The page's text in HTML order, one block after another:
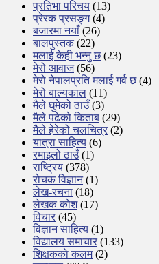
प्रतिभा परिचय (13)
प्रेरक प्रसङ्ग(4)
बजारमा नयाँ(26)
बालपुस्तक(22)
मलाई केही भन्नु छ(23)
मेरो आवाज(56)
मेरो नेपालप्रति मलाई गर्व छ(4)
मेरो बाल्यकाल (11)
मैले घुमेको ठाउँ(3)
मैले पढेको किताब (29)
मैले हेरेको चलचित्र (2)
यात्रा साहित्य (6)
रमाइलो ठाउँ(1)
राष्ट्रिय (378)
रोचक विज्ञान(1)
लेख-रचना (18)
लेखक कोश(17)
विचार (45)
विज्ञान साहित्य (1)
विद्यालय समाचार (133)
शिक्षककाे कलम(2)